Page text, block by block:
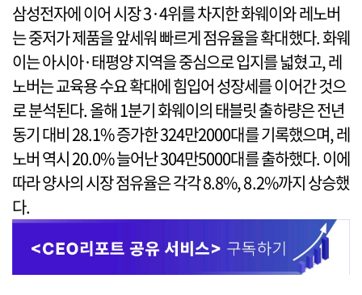
삼성전자에 이어 시장 3·4위를 차지한 화웨이와 레노버
는 중저가 제품을 앞세워 빠르게 점유율을 확대했다. 화웨
이는 아시아·태평양 지역을 중심으로 입지를 넓혔고, 레
노버는 교육용 수요 확대에 힘입어 성장세를 이어간 것으
로 분석된다. 올해 1분기 화웨이의 태블릿 출하량은 전년
동기 대비 28.1% 증가한 324만2000대를 기록했으며, 레
노버 역시 20.0% 늘어난 304만5000대를 출하했다. 이에
따라 양사의 시장 점유율은 각각 8.8%, 8.2%까지 상승했
다.